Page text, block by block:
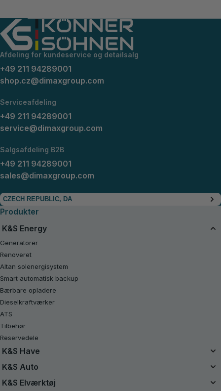
Afdeling for kundeservice og detailsalg
+49 211 94289001
shop.cz@dimaxgroup.com
Serviceafdeling
+49 211 94289001
service@dimaxgroup.com
Salgsafdeling B2B
+49 211 94289001
sales@dimaxgroup.com
CZECH REPUBLIC, DA
Produkter
K&S Energy
Generatorer
Renoveret
Altan solenergisystem
Smart automatisk backup
Bærbare opladere
Dieselkraftværker
ATS
Tilbehør
Reservedele
K&S Have
Enhedsbatterisystem
K&S Auto
Luftkompressorer
K&S Elværktøj